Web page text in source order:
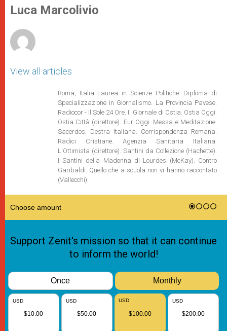
p
p
g
e
o
k
r
Luca Marcolivio
View all articles
Roma, Italia Laurea in Scienze Politiche. Diploma di
Specializzazione in Giornalismo. La Provincia Pavese.
Radiocor - Il Sole 24 Ore. Il Giornale di Ostia. Ostia Oggi.
Ostia Città (direttore). Eur Oggi. Messa e Meditazione.
Sacerdos. Destra Italiana. Corrispondenza Romana.
Radici Cristiane. Agenzia Sanitaria Italiana.
L'Ottimista (direttore). Santini da Collezione (Hachette).
I Santini della Madonna di Lourdes (McKay). Contro
Garibaldi. Quello che a scuola non vi hanno raccontato
(Vallecchi).